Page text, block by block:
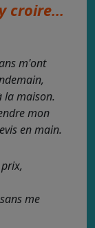
croire...
m'ont
la maison.
mon
en main.
me